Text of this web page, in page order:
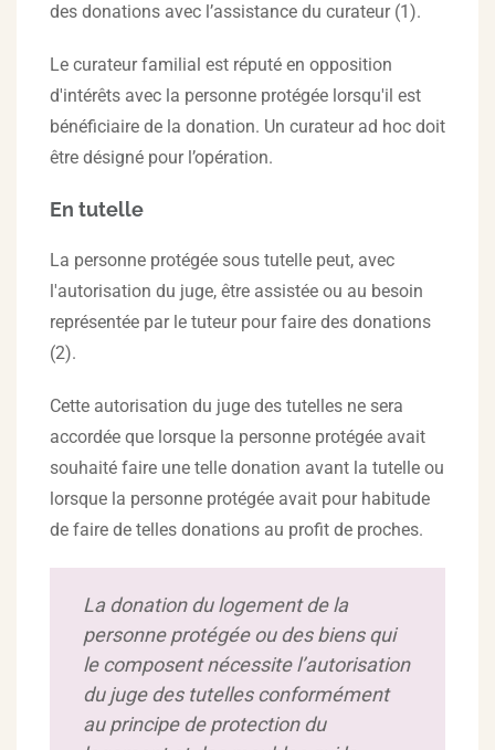
des donations avec l’assistance du curateur (1).
Le curateur familial est réputé en opposition
d'intérêts avec la personne protégée lorsqu'il est
bénéficiaire de la donation. Un curateur ad hoc doit
être désigné pour l’opération.
En tutelle
La personne protégée sous tutelle peut, avec
l'autorisation du juge, être assistée ou au besoin
représentée par le tuteur pour faire des donations
(2).
Cette autorisation du juge des tutelles ne sera
accordée que lorsque la personne protégée avait
souhaité faire une telle donation avant la tutelle ou
lorsque la personne protégée avait pour habitude
de faire de telles donations au profit de proches.
La donation du logement de la
personne protégée ou des biens qui
le composent nécessite l’autorisation
du juge des tutelles conformément
au principe de protection du